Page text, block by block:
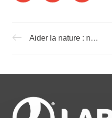
Aider la nature : notre engagement en faveur d’une agriculture durable et régénératrice